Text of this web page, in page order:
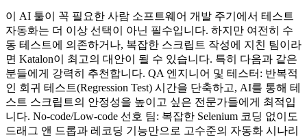
이 AI 툴이 꼭 필요한 사람 소프트웨어 개발 주기에서 테스트
자동화는 더 이상 선택이 아닌 필수입니다. 하지만 여전히 수
동 테스트에 의존하거나, 복잡한 스크립트 작성에 지친 팀이라
면 Katalon이 최고의 대안이 될 수 있습니다. 특히 다음과 같은
분들에게 강력히 추천합니다. QA 엔지니어 및 테스터: 반복적
인 회귀 테스트(Regression Test) 시간을 단축하고, AI를 통해 테
스트 스크립트의 안정성을 높이고 싶은 전문가들에게 최적입
니다. No-code/Low-code 선호 팀: 복잡한 Selenium 코딩 없이도
드래그 앤 드롭과 레코딩 기능만으로 고수준의 자동화 시나리